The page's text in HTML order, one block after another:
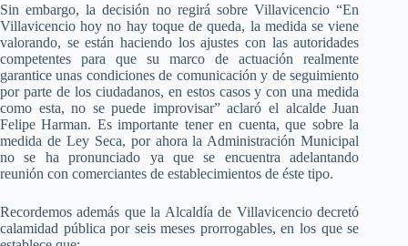
Sin embargo, la decisión no regirá sobre Villavicencio “En
Villavicencio hoy no hay toque de queda, la medida se viene
valorando, se están haciendo los ajustes con las autoridades
competentes para que su marco de actuación realmente
garantice unas condiciones de comunicación y de seguimiento
por parte de los ciudadanos, en estos casos y con una medida
como esta, no se puede improvisar” aclaró el alcalde Juan
Felipe Harman. Es importante tener en cuenta, que sobre la
medida de Ley Seca, por ahora la Administración Municipal
no se ha pronunciado ya que se encuentra adelantando
reunión con comerciantes de establecimientos de éste tipo.
Recordemos además que la Alcaldía de Villavicencio decretó
calamidad pública por seis meses prorrogables, en los que se